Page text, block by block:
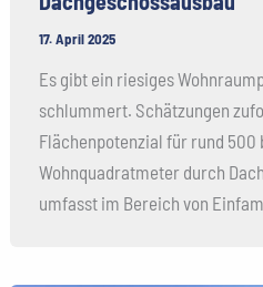
17. April 2025
Es gibt ein riesiges
schlummert. Schätzungen
Flächenpotenzial für rund 500
Wohnquadratmeter durch
umfasst im Bereich von